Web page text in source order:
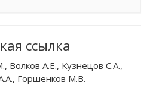
ссылка
Волков А.Е., Кузнецов С.А.,
Горшенков М.В.